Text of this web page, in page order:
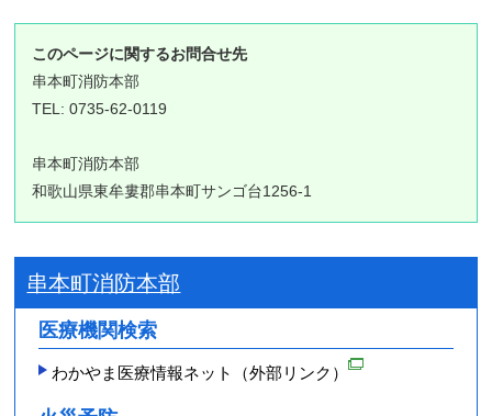
このページに関するお問合せ先
串本町消防本部
TEL: 0735-62-0119
串本町消防本部
和歌山県東牟婁郡串本町サンゴ台1256-1
串本町消防本部
医療機関検索
わかやま医療情報ネット（外部リンク）